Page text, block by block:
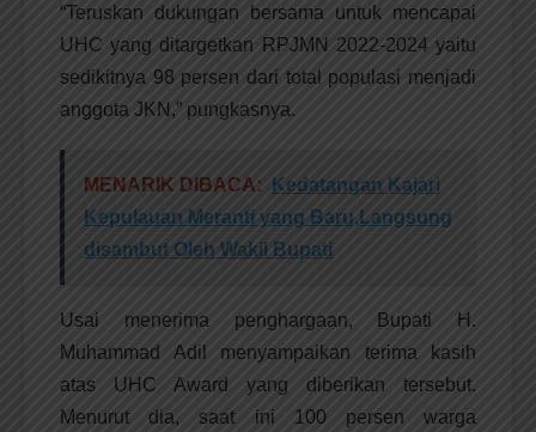
“Teruskan dukungan bersama untuk mencapai
UHC yang ditargetkan RPJMN 2022-2024 yaitu
sedikitnya 98 persen dari total populasi menjadi
anggota JKN,” pungkasnya.
MENARIK DIBACA:
Kedatangan Kajari
Kepulauan Meranti yang Baru,Langsung
disambut Oleh Wakil Bupati
Usai menerima penghargaan, Bupati H.
Muhammad Adil menyampaikan terima kasih
atas UHC Award yang diberikan tersebut.
Menurut dia, saat ini 100 persen warga